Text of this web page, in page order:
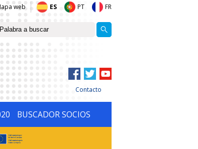
web ES PT FR
Contacto
BUSCADOR SOCIOS